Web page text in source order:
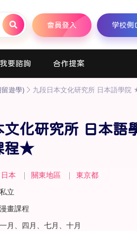
會員登入 学校側
我要諮詢 合作提案
遊學) 九段日本文化研究所 日本語學
文化研究所 日本語
程★
日本 ｜ 關東地區 ｜
東京都
私立
漫畫課程
一月、四月、七月、十月